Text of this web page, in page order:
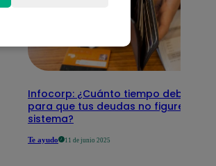
Infocorp: ¿Cuánto tiempo debe pasar
para que tus deudas no figuren en su
sistema?
Te ayudo 11 de junio 2025